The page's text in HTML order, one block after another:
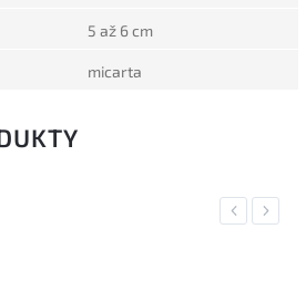
5 až 6 cm
micarta
Previous
Next